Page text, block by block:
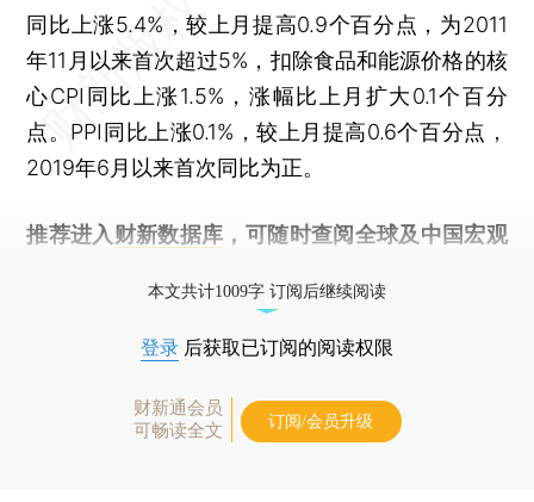
同比上涨5.4%，较上月提高0.9个百分点，为2011
年11月以来首次超过5%，扣除食品和能源价格的核
心CPI同比上涨1.5%，涨幅比上月扩大0.1个百分
点。PPI同比上涨0.1%，较上月提高0.6个百分点，
2019年6月以来首次同比为正。
推荐进入 财新数据库 ，可随时查阅全球及中国宏观
本文共计1009字 订阅后继续阅读
登录 后获取已订阅的阅读权限
财新通会员
可畅读全文
订阅/会员升级